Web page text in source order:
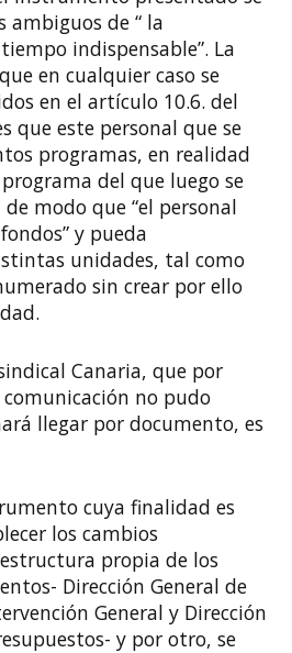
ambiguos de “ la
indispensable”. La
en cualquier caso se
en el artículo 10.6. del
que este personal que se
programas, en realidad
del que luego se
modo que “el personal
y pueda
unidades, tal como
sin crear por ello
Canaria, que por
no pudo
llegar por documento, es
cuya finalidad es
los cambios
propia de los
Dirección General de
General y Dirección
y por otro, se